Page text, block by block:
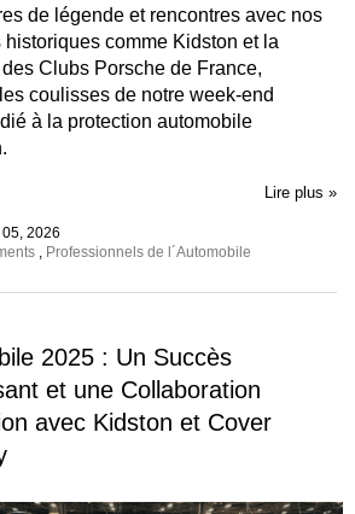
de légende et rencontres avec nos
historiques comme Kidston et la
Clubs Porsche de France,
coulisses de notre week-end
à la protection automobile
Lire plus »
2026
, Professionnels de l´Automobile
2025 : Un Succès
et une Collaboration
avec Kidston et Cover